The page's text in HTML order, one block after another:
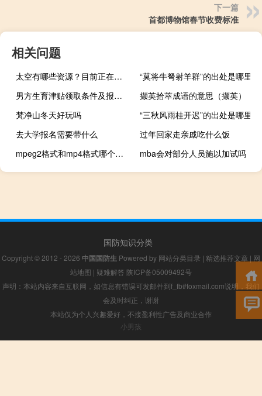
下一篇
首都博物馆春节收费标准
相关问题
太空有哪些资源？目前正在开发哪些太空资源？近期可望开发的太空资源有哪些？
“莫将牛弩射羊群”的出处是哪里
男方生育津贴领取条件及报销流程有哪些（男方生育津贴领取条件）
撷英拾萃成语的意思（撷英）
梵净山冬天好玩吗
“三秋风雨桂开迟”的出处是哪里
去大学报名需要带什么
过年回家走亲戚吃什么饭
mpeg2格式和mp4格式哪个好（mpeg2）
mba会对部分人员施以加试吗
国防知识分类
Copyright © 2012 - 2026 中国国防生 Powered by 网站分类目录 | 精选推荐文章 | 网
站地图 | 疑难解答 陕ICP备05009492号
声明：本站内容来自互联网，如信息有错误可发邮件到f_fb#foxmail.com说明，我们
会及时纠正，谢谢
本站仅为个人兴趣爱好，不接盈利性广告及商业合作
小男孩